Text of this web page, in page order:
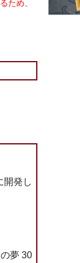
ため、
開発し
夢 30